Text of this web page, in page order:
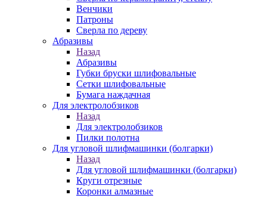
Венчики
Патроны
Сверла по дереву
Абразивы
Назад
Абразивы
Губки бруски шлифовальные
Сетки шлифовальные
Бумага наждачная
Для электролобзиков
Назад
Для электролобзиков
Пилки полотна
Для угловой шлифмашинки (болгарки)
Назад
Для угловой шлифмашинки (болгарки)
Круги отрезные
Коронки алмазные